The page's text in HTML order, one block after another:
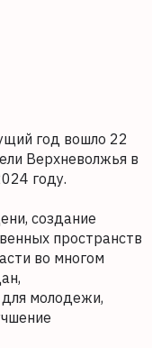
год вошло 22
Верхневолжья в
году.
создание
пространств
во многом
молодежи,